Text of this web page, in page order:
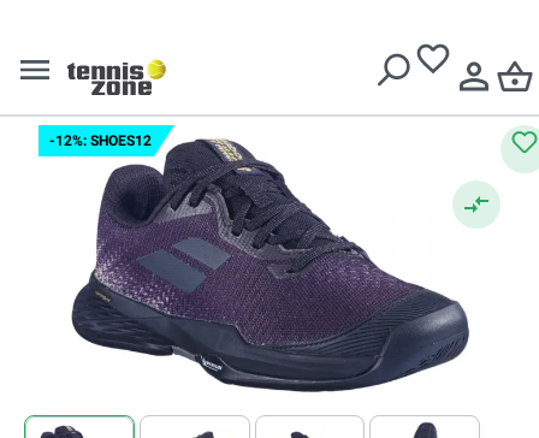
Babolat Jet Mach 3 All Court
Junior - black/gold
-12%: SHOES12